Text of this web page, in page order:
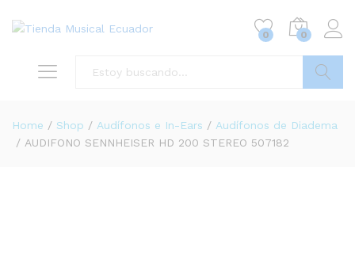
0 0
Home / Shop / Audífonos e In-Ears / Audífonos de Diadema
/ AUDIFONO SENNHEISER HD 200 STEREO 507182